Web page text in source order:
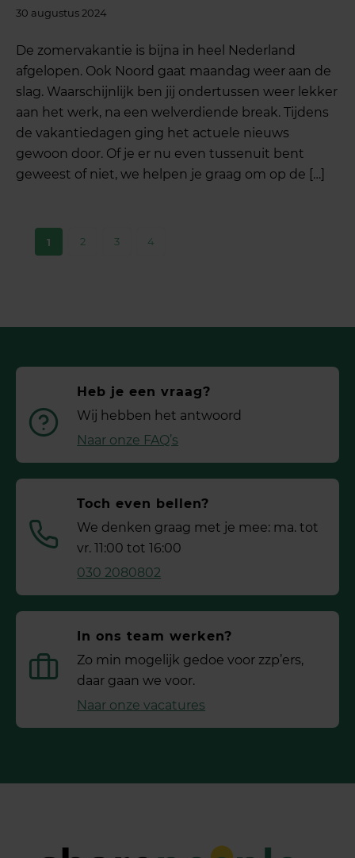
30 augustus 2024
De zomervakantie is bijna in heel Nederland
afgelopen. Ook Noord gaat maandag weer aan de
slag. Waarschijnlijk ben jij ondertussen weer lekker
aan het werk, na een welverdiende break. Tijdens
de vakantiedagen ging het actuele nieuws
gewoon door. Of je er nu even tussenuit bent
geweest of niet, we helpen je graag om op de […]
1 2 3 4
Heb je een vraag?
Wij hebben het antwoord
Naar onze FAQ’s
Toch even bellen?
We denken graag met je mee: ma. tot
vr. 11:00 tot 16:00
030 2080802
In ons team werken?
Zo min mogelijk gedoe voor ­zzp’ers,
daar gaan we voor.
Naar onze vacatures